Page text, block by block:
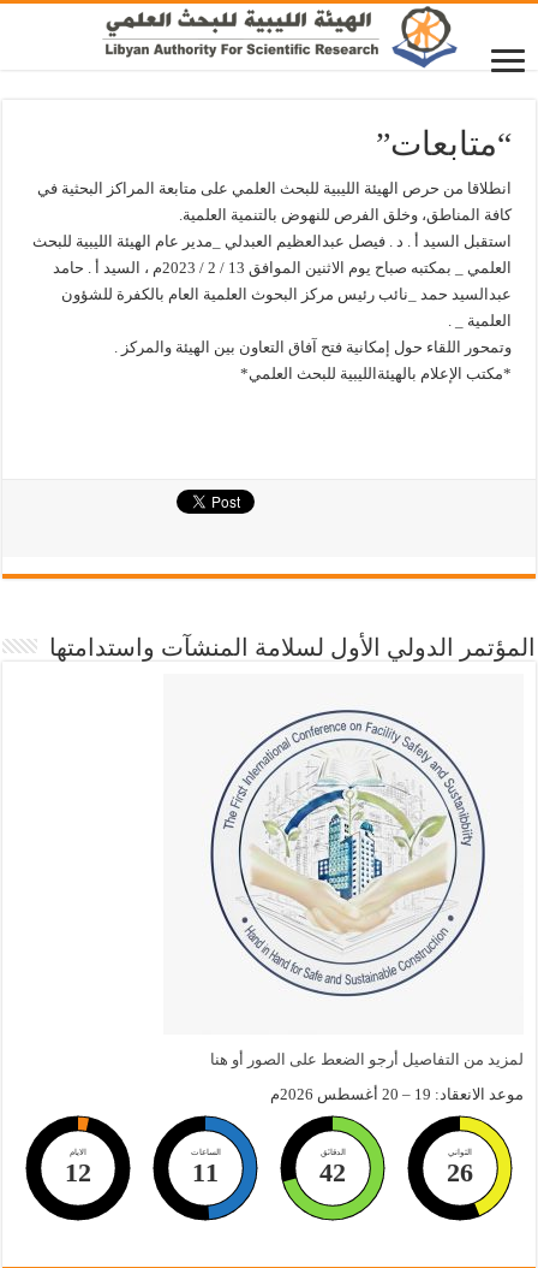
“متابعات”
انطلاقا من حرص الهيئة الليبية للبحث العلمي على متابعة المراكز البحثية في
كافة المناطق، وخلق الفرص للنهوض بالتنمية العلمية.
استقبل السيد أ . د . فيصل عبدالعظيم العبدلي _مدير عام الهيئة الليبية للبحث
العلمي _ بمكتبه صباح يوم الاثنين الموافق 13 / 2 / 2023م ، السيد أ . حامد
عبدالسيد حمد _نائب رئيس مركز البحوث العلمية العام بالكفرة للشؤون
العلمية _ .
وتمحور اللقاء حول إمكانية فتح آفاق التعاون بين الهيئة والمركز .
*مكتب الإعلام بالهيئةالليبية للبحث العلمي*
المؤتمر الدولي الأول لسلامة المنشآت واستدامتها
لمزيد من التفاصيل أرجو الضعط على الصور أو هنا
موعد الانعقاد: 19 – 20 أغسطس 2026م
الايام
12
الساعات
11
الدقائق
42
الثواني
25